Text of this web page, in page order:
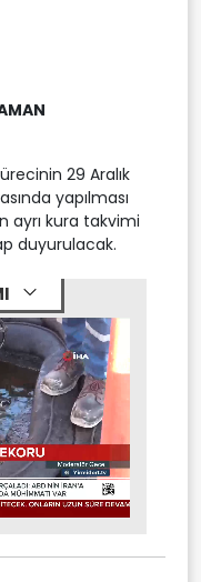
29 Aralık
yapılması
ayrı kura takvimi
duyurulacak.